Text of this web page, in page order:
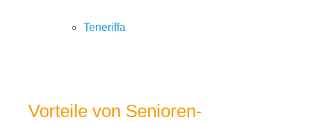
Teneriffa
Vorteile von Senioren-